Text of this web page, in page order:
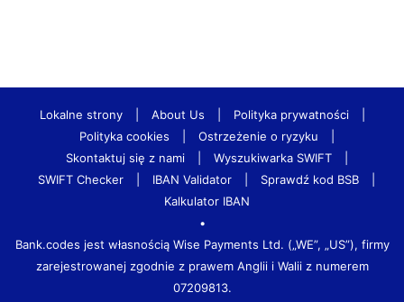
Lokalne strony About Us Polityka prywatności
Polityka cookies
Ostrzeżenie o ryzyku
Skontaktuj się z nami
Wyszukiwarka SWIFT
SWIFT Checker
IBAN Validator Sprawdź kod BSB
Kalkulator IBAN
•
Bank.codes jest własnością Wise Payments Ltd. („WE”, „US”), firmy
zarejestrowanej zgodnie z prawem Anglii i Walii z numerem
07209813.